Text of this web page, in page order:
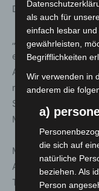
Durchsetzbarkeit
„Das australische
ersetzt aber nicht
Aufgabe,
niedrigschwellig
Mit der geplanten
Abstimmung auf EU
Thema Social
als auch für
einfach lesbar
gewährleisten,
Begrifflichkeiten
Wir verwenden in
anderem die
a)
die sich auf
natürliche
beziehen. Als
Person